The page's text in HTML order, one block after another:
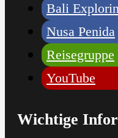
Bali
Nusa Penida
Reisegruppe
YouTube
Wichtige